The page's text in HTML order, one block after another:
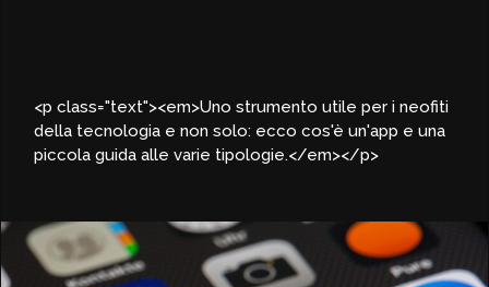
<p class="text"><em>Uno strumento utile per i neofiti
della tecnologia e non solo: ecco cos'è un'app e una
piccola guida alle varie tipologie.</em></p>